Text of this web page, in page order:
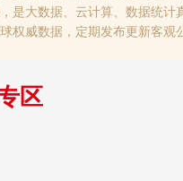
是大数据、云计算、数据统
权威数据，定期发布更新客观
区